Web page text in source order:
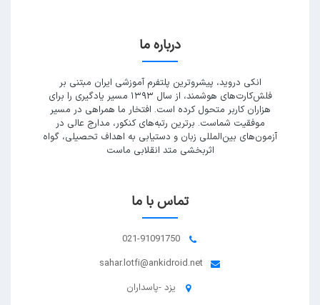
درباره ما
انکی دروید، پیشروترین پلتفرم آموزشی ایران مبتنی بر
فلش‌کارت‌های هوشمند، از سال ۱۳۹۳ مسیر یادگیری را برای
هزاران کاربر متحول کرده است. افتخار ما همراهی در مسیر
موفقیت شماست. برترین رتبه‌های کنکور، مدارج عالی در
آزمون‌های بین‌المللی زبان و دستیابی به اهداف تحصیلی، گواه
اثربخشی متد انقلابی ماست
تماس با ما
021-91091750
sahar.lotfi@ankidroid.net
یزد -پاسداران